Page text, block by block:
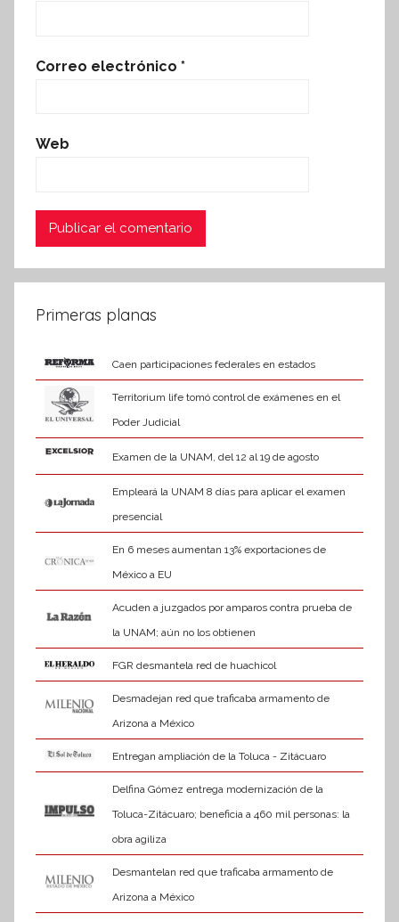
Correo electrónico *
Web
Primeras planas
Caen participaciones federales en estados
Territorium life tomó control de exámenes en el
Poder Judicial
Examen de la UNAM, del 12 al 19 de agosto
Empleará la UNAM 8 días para aplicar el examen
presencial
En 6 meses aumentan 13% exportaciones de
México a EU
Acuden a juzgados por amparos contra prueba de
la UNAM; aún no los obtienen
FGR desmantela red de huachicol
Desmadejan red que traficaba armamento de
Arizona a México
Entregan ampliación de la Toluca - Zitácuaro
Delfina Gómez entrega modernización de la
Toluca-Zitácuaro; beneficia a 460 mil personas: la
obra agiliza
Desmantelan red que traficaba armamento de
Arizona a México